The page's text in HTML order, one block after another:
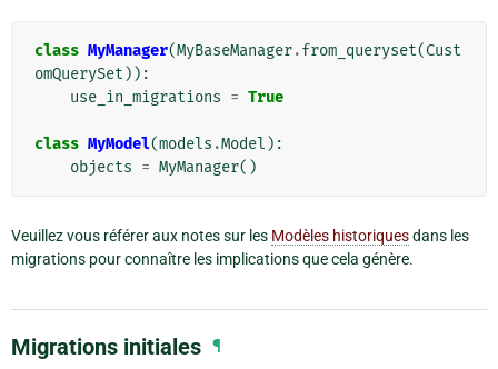
class MyManager(MyBaseManager.from_queryset(Cust
omQuerySet )):
use_in_migrations = True
class MyModel(models .Model ):
objects = MyManager()
Veuillez vous référer aux notes sur les Modèles historiquesdans les
migrations pour connaître les implications que cela génère.
Migrations initiales ¶